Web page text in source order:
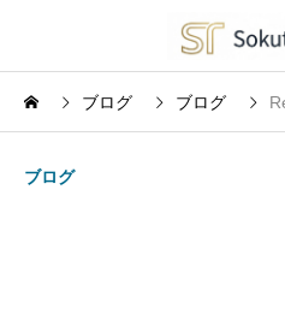
ブログ ブログ
ブログ